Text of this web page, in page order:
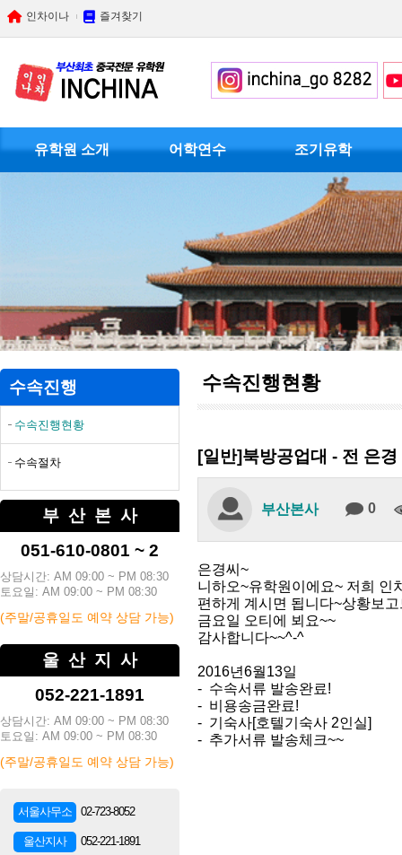
인차이나 즐겨찾기
유학원 소개 어학연수 조기유학
수속진행현황
수속진행
수속진행현황
수속절차
부산본사
051-610-0801 ~ 2
상담시간: AM 09:00 ~ PM 08:30
토요일: AM 09:00 ~ PM 08:30
(주말/공휴일도 예약 상담 가능)
울산지사
052-221-1891
상담시간: AM 09:00 ~ PM 08:30
토요일: AM 09:00 ~ PM 08:30
(주말/공휴일도 예약 상담 가능)
서울사무소 02-723-8052
울산지사 052-221-1891
[일반]북방공업대 - 전 은경
부산본사 0
은경씨~
니하오~유학원이에요~ 저희 인
편하게 계시면 됩니다~상황보
금요일 오티에 뵈요~~
감사합니다~~^-^
2016년6월13일
- 수속서류 발송완료!
- 비용송금완료!
- 기숙사[호텔기숙사 2인실]
- 추가서류 발송체크~~